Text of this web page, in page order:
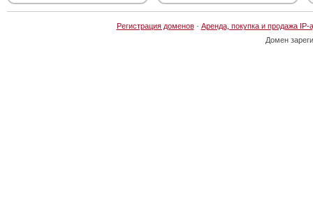
Регистрация доменов· Аренда, покупка и продажа IP-
Домен